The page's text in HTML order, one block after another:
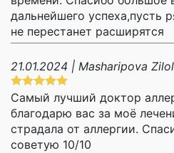
дальнейшего успеха,пусть
не перестанет расширятся
21.01.2024 | Masharipova
Самый лучший доктор
благодарю вас за моё
страдала от аллергии.
советую 10/10